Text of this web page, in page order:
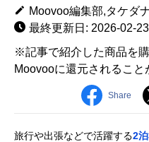
Moovoo編集部,タケダ
最終更新日: 2026-02-23
※記事で紹介した商品を
Moovooに還元されること
Share
旅行や出張などで活躍する2